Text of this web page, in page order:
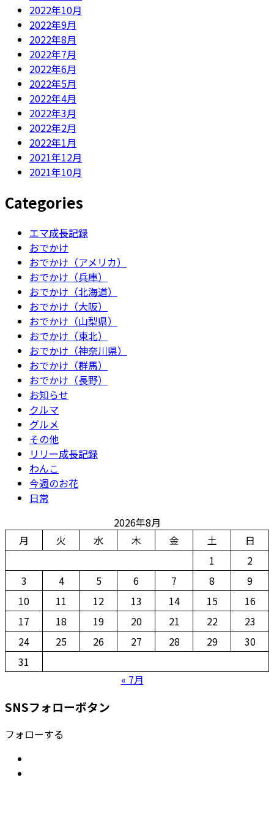
2022年10月
2022年9月
2022年8月
2022年7月
2022年6月
2022年5月
2022年4月
2022年3月
2022年2月
2022年1月
2021年12月
2021年10月
Categories
エマ成長記録
おでかけ
おでかけ（アメリカ）
おでかけ（兵庫）
おでかけ（北海道）
おでかけ（大阪）
おでかけ（山梨県）
おでかけ（東北）
おでかけ（神奈川県）
おでかけ（群馬）
おでかけ（長野）
お知らせ
クルマ
グルメ
その他
リリー成長記録
わんこ
今週のお花
日常
2026年8月
月
火 水 木 金 土
日
1
2
3
4 5 6 7 8
9
10
11 12 13 14 15
16
17
18 19 20 21 22
23
24
25 26 27 28 29
30
31
« 7月
SNSフォローボタン
フォローする